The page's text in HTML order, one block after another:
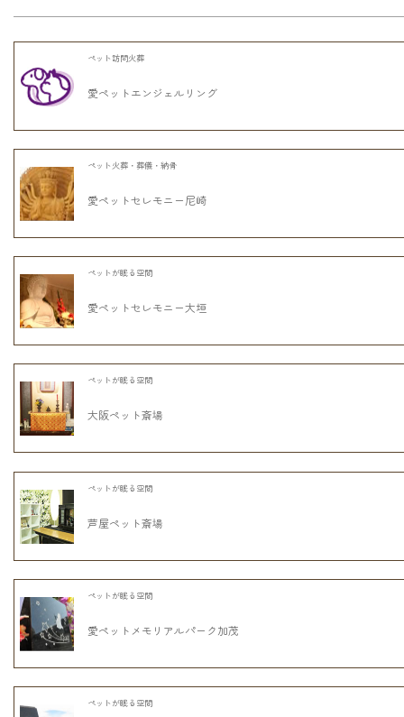
ペット訪問火葬
愛ペットエンジェルリング
ペット火葬・葬儀・納骨
愛ペットセレモニー尼崎
ペットが眠る空間
愛ペットセレモニー大垣
ペットが眠る空間
大阪ペット斎場
ペットが眠る空間
芦屋ペット斎場
ペットが眠る空間
愛ペットメモリアルパーク加茂
ペットが眠る空間